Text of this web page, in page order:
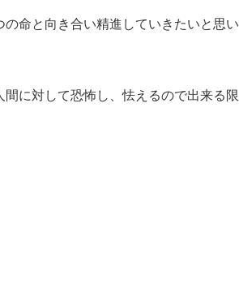
命と向き合い精進していきたいと思い
に対して恐怖し、怯えるので出来る限